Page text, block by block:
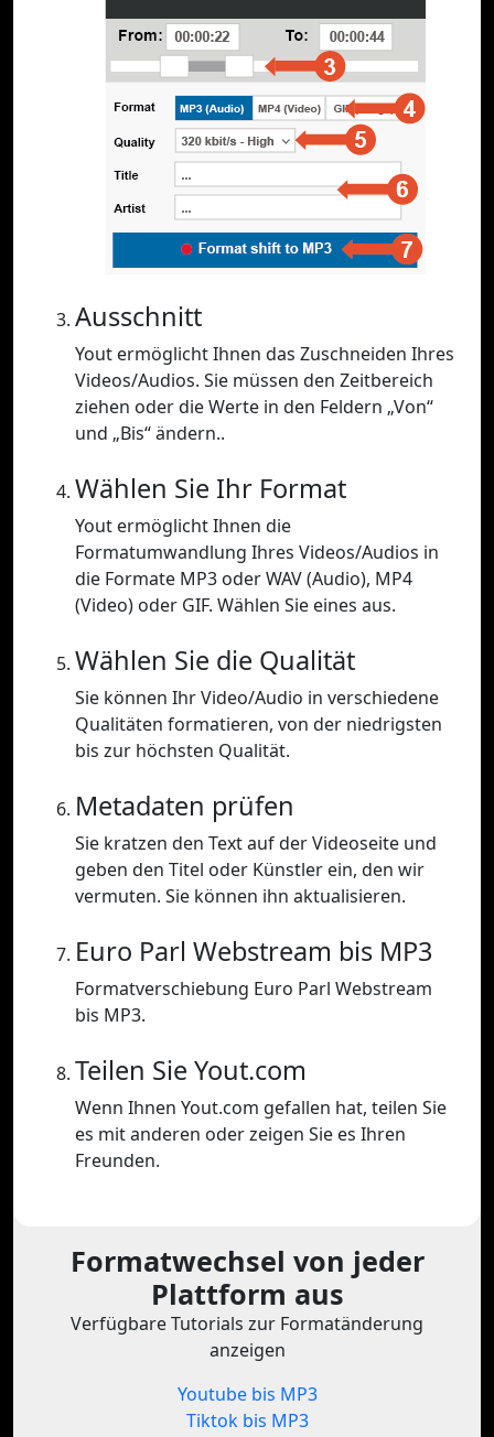
Ausschnitt
Yout ermöglicht Ihnen das Zuschneiden Ihres
Videos/Audios. Sie müssen den Zeitbereich
ziehen oder die Werte in den Feldern „Von“
und „Bis“ ändern..
Wählen Sie Ihr Format
Yout ermöglicht Ihnen die
Formatumwandlung Ihres Videos/Audios in
die Formate MP3 oder WAV (Audio), MP4
(Video) oder GIF. Wählen Sie eines aus.
Wählen Sie die Qualität
Sie können Ihr Video/Audio in verschiedene
Qualitäten formatieren, von der niedrigsten
bis zur höchsten Qualität.
Metadaten prüfen
Sie kratzen den Text auf der Videoseite und
geben den Titel oder Künstler ein, den wir
vermuten. Sie können ihn aktualisieren.
Euro Parl Webstream bis MP3
Formatverschiebung Euro Parl Webstream
bis MP3.
Teilen Sie Yout.com
Wenn Ihnen Yout.com gefallen hat, teilen Sie
es mit anderen oder zeigen Sie es Ihren
Freunden.
Formatwechsel von jeder
Plattform aus
Verfügbare Tutorials zur Formatänderung
anzeigen
Youtube bis MP3
Tiktok bis MP3